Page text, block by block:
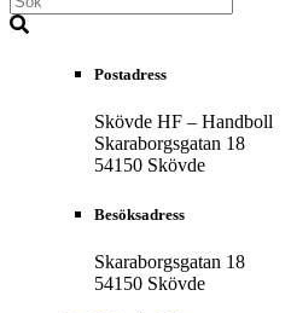
Postadress
Skövde HF – Handboll
Skaraborgsgatan 18
54150 Skövde
Besöksadress
Skaraborgsgatan 18
54150 Skövde